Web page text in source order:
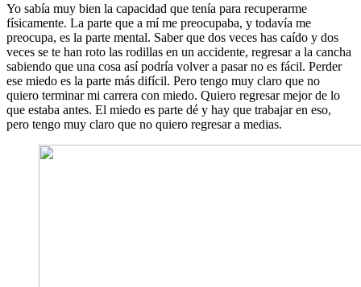
Yo sabía muy bien la capacidad que tenía para recuperarme
físicamente. La parte que a mí me preocupaba, y todavía me
preocupa, es la parte mental. Saber que dos veces has caído y dos
veces se te han roto las rodillas en un accidente, regresar a la cancha
sabiendo que una cosa así podría volver a pasar no es fácil. Perder
ese miedo es la parte más difícil. Pero tengo muy claro que no
quiero terminar mi carrera con miedo. Quiero regresar mejor de lo
que estaba antes. El miedo es parte dé y hay que trabajar en eso,
pero tengo muy claro que no quiero regresar a medias.